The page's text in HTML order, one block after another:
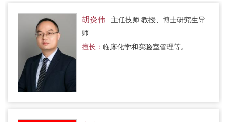
胡炎伟
主任技师 教授、博士研究生导
师
擅长： 临床化学和实验室管理等。